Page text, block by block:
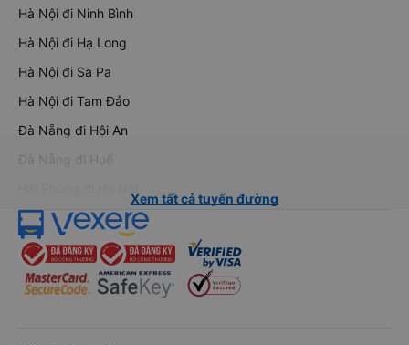
Hà Nội đi Ninh Bình
Hà Nội đi Hạ Long
Hà Nội đi Sa Pa
Hà Nội đi Tam Đảo
Đà Nẵng đi Hội An
Đà Nẵng đi Huế
Xem tất cả tuyến đường